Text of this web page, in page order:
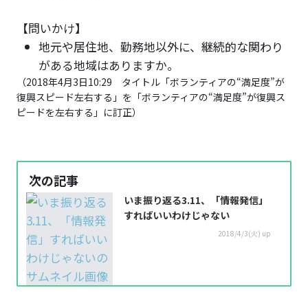
【問いかけ】
地元や居住地、勤務地以外に、継続的な関わり
がある地域はありますか。
（2018年4月3日10:29 タイトル「ボランティアの“満足度”が
復興スピード左右する」を「ボランティアの“満足度”が復興ス
ピードを左右する」に訂正）
次の記事
いま振り返る3.11、「情報発信」
すればいいわけじゃない
2018/4/3(火) up